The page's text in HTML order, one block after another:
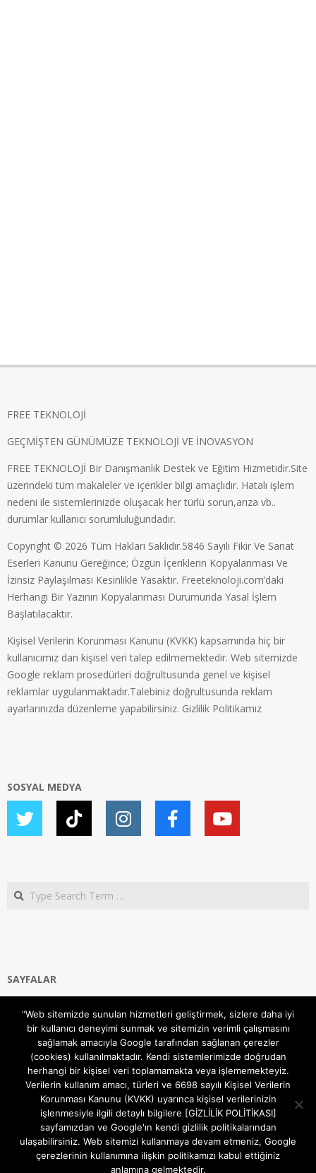
FREE TEKNOLOJİ
GEÇMİŞTEN GÜNÜMÜZE TEKNOLOJİ VE İNOVASYON
FREE TEKNOLOJİ Bir Danışmanlık Destek ve Eğitim Hizmetidir.Site
üzerindeki tüm makaleler ve içerikler bilgi amaçlıdır. Hatalı işlem
nedeni ile sistemlerinizde oluşacak her türlü sorun,arıza vb..
durumlar kullanıcı sorumluluğundadır.
Copyright © 2026 Tüm Hakları Saklıdır.5846 Sayılı Fikir Ve Sanat
Eserleri Kanunu Gereğince; Özgün İçeriklerin Kopyalanması Ve
İzinsiz Paylaşılması Kesinlikle Yasaktır. Freeteknoloji.com’daki
Herhangi Bir Yazının Kopyalanması Durumunda Yasal İşlem
Başlatılacaktır.
Kişisel Verilerin Korunması Kanunu (KVKK) kapsamında hiç bir
kullanıcımız dan kişisel veri talep edilmemektedir. Web sitemizde
Google reklam prosedürleri doğrultusunda genel ve kişisel
reklamlar uygulanmaktadır.Talebiniz doğrultusunda reklam
ayarlarınızda düzenleme yapabilirsiniz. Gizlilik Politikamız
SOSYAL MEDYA
Search
SAYFALAR
Gizlilik ve Çerezler (Cookies) Politikası
Hakkımızda
İletişim Kanalları
MODEM KURULUM
TEKNİK DESTEK
TELEVİZYON SİSTEMLERİ
"Web sitemizde sunulan hizmetleri geliştirmek, sizlere daha iyi
bir kullanıcı deneyimi sunmak ve sitemizin verimli çalışmasını
sağlamak amacıyla Google tarafından sağlanan çerezler
(cookies) kullanılmaktadır. Kendi sistemlerimizde doğrudan
herhangi bir kişisel veri toplamamakta veya işlememekteyiz.
Verilerin kullanım amacı, türleri ve 6698 sayılı Kişisel Verilerin
Korunması Kanunu (KVKK) uyarınca kişisel verilerinizin
işlenmesiyle ilgili detaylı bilgilere [GİZLİLİK POLİTİKASI]
sayfamızdan ve Google'ın kendi gizlilik politikalarından
ulaşabilirsiniz. Web sitemizi kullanmaya devam etmeniz, Google
çerezlerinin kullanımına ilişkin politikamızı kabul ettiğiniz
anlamına gelmektedir.